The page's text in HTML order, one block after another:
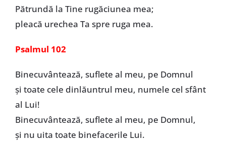
Pătrundă la Tine rugăciunea mea;
pleacă urechea Ta spre ruga mea.
Psalmul 102
Binecuvântează, suflete al meu, pe Domnul
și toate cele dinlăuntrul meu, numele cel sfânt
al Lui!
Binecuvântează, suflete al meu, pe Domnul,
și nu uita toate binefacerile Lui.